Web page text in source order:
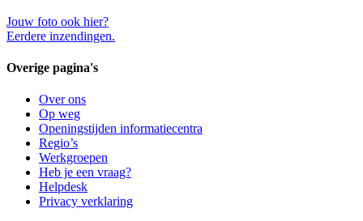
Jouw foto ook hier?
Eerdere inzendingen.
Overige pagina's
Over ons
Op weg
Openingstijden informatiecentra
Regio’s
Werkgroepen
Heb je een vraag?
Helpdesk
Privacy verklaring